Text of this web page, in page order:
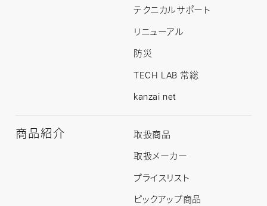
ッ
テクニカルサポート
リニューアル
防災
TECH LAB 常総
kanzai net
商品紹介 商
品
紹
介
ッ
取扱商品
取扱メーカー
プライスリスト
ピックアップ商品